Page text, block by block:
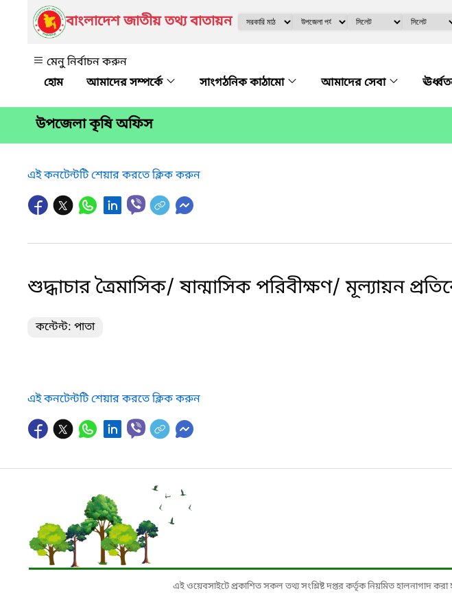
বাংলাদেশ জাতীয় তথ্য বাতায়ন
মেনু নির্বাচন করুন
আমাদের সম্পর্কে
সাংগঠনিক কাঠামো আমাদের সেবা
উপজেলা কৃষি অফিস
এই কনটেন্টটি শেয়ার করতে ক্লিক করুন
শুদ্ধাচার ত্রৈমাসিক/ ষান্মাসিক পরিবীক্ষণ/ মূল্যায়ন
কন্টেন্ট: পাতা
এই কনটেন্টটি শেয়ার করতে ক্লিক করুন
এই ওয়েবসাইটে প্রকাশিত সকল তথ্য সংশ্লিষ্ট দপ্তর কর্তৃক নিয়মিত হালনাগাদ করা